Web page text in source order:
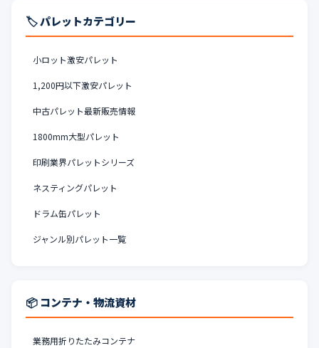
🏷️ パレットカテゴリー
小ロット激安パレット
1,200円以下激安パレット
中古パレット最新販売情報
1800mm大型パレット
印刷業界パレットシリーズ
ネスティングパレット
ドラム缶パレット
ジャンル別パレット一覧
📦 コンテナ・物流資材
業務用折りたたみコンテナ